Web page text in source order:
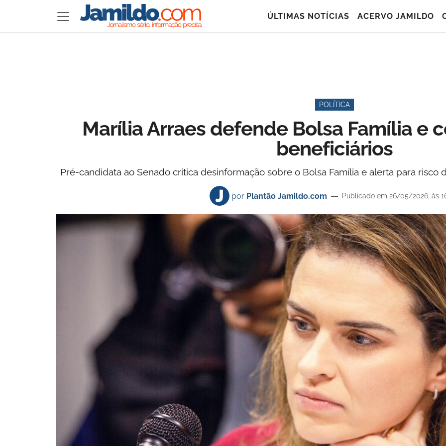
ÚLTIMAS NOTÍCIAS ACERVO JAMILDO
POLÍTICA
Marília Arraes defende Bolsa Família e
beneficiários
Pré-candidata ao Senado critica desinformação sobre o Bolsa Família e alerta para risco
por Plantão Jamildo.com Publicado em 26/05/2026, às